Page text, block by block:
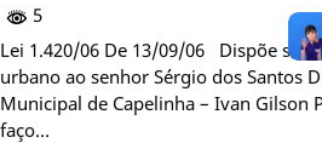
5
Lei 1.420/06 De 13/09/06 Dispõe
urbano ao senhor Sérgio dos Santos
Municipal de Capelinha – Ivan Gilson
faço…